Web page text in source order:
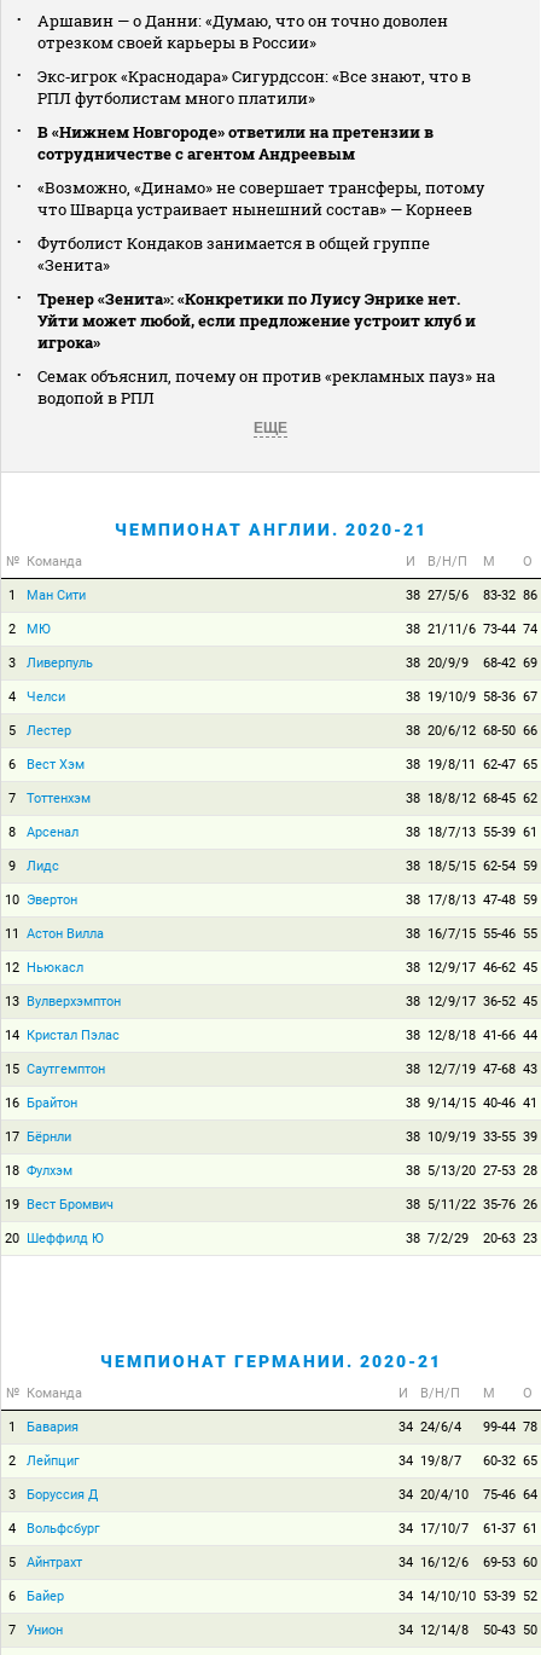
Аршавин — о Данни: «Думаю, что он точно доволен
отрезком своей карьеры в России»
Экс‑игрок «Краснодара» Сигурдссон: «Все знают, что в
РПЛ футболистам много платили»
В «Нижнем Новгороде» ответили на претензии в
сотрудничестве с агентом Андреевым
«Возможно, «Динамо» не совершает трансферы, потому
что Шварца устраивает нынешний состав» — Корнеев
Футболист Кондаков занимается в общей группе
«Зенита»
Тренер «Зенита»: «Конкретики по Луису Энрике нет.
Уйти может любой, если предложение устроит клуб и
игрока»
Семак объяснил, почему он против «рекламных пауз» на
водопой в РПЛ
ЕЩЕ
ЧЕМПИОНАТ АНГЛИИ. 2020-21
№ Команда И В/Н/П М О
1 Ман Сити 38 27/5/6 83-32 86
2 МЮ 38 21/11/6 73-44 74
3 Ливерпуль 38 20/9/9 68-42 69
4 Челси 38 19/10/9 58-36 67
5 Лестер 38 20/6/12 68-50 66
6 Вест Хэм 38 19/8/11 62-47 65
7 Тоттенхэм 38 18/8/12 68-45 62
8 Арсенал 38 18/7/13 55-39 61
9 Лидс 38 18/5/15 62-54 59
10 Эвертон 38 17/8/13 47-48 59
11 Астон Вилла 38 16/7/15 55-46 55
12 Ньюкасл 38 12/9/17 46-62 45
13 Вулверхэмптон 38 12/9/17 36-52 45
14 Кристал Пэлас 38 12/8/18 41-66 44
15 Саутгемптон 38 12/7/19 47-68 43
16 Брайтон 38 9/14/15 40-46 41
17 Бёрнли 38 10/9/19 33-55 39
18 Фулхэм 38 5/13/20 27-53 28
19 Вест Бромвич 38 5/11/22 35-76 26
20 Шеффилд Ю 38 7/2/29 20-63 23
ЧЕМПИОНАТ ГЕРМАНИИ. 2020-21
№ Команда И В/Н/П М О
1 Бавария 34 24/6/4 99-44 78
2 Лейпциг 34 19/8/7 60-32 65
3 Боруссия Д 34 20/4/10 75-46 64
4 Вольфсбург 34 17/10/7 61-37 61
5 Айнтрахт 34 16/12/6 69-53 60
6 Байер 34 14/10/10 53-39 52
7 Унион 34 12/14/8 50-43 50